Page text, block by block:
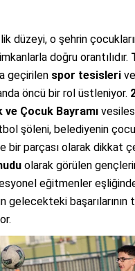
düzeyi, o şehrin
doğru orantılıdır.
geçirilen spor tesisleri
öncü bir rol üstleniyor.
ve Çocuk Bayramı
şöleni, belediyenin
bir parçası olarak dikkat
olarak görülen
eğitmenler
gelecekteki başarılarının